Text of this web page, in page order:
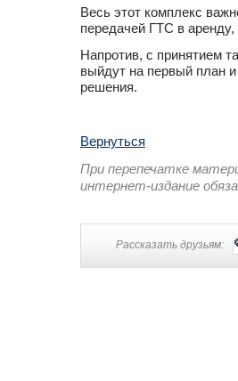
Весь этот комплекс
передачей ГТС в
Напротив, с принятием
выйдут на первый план и
решения.
Вернуться
При перепечатке
интернет-издание
Рассказать друзьям: